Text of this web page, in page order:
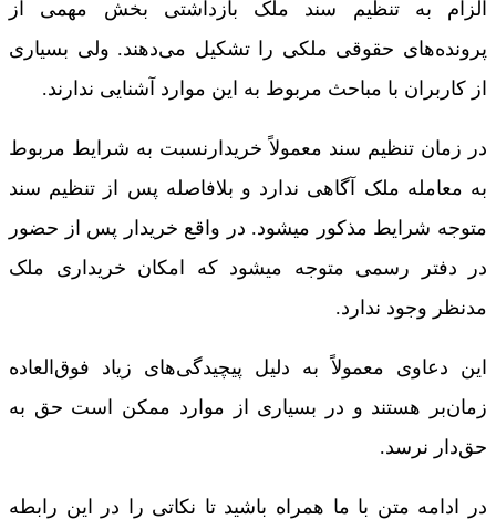
الزام به تنظیم سند ملک بازداشتی بخش مهمی از
پرونده‌های حقوقی ملکی را تشکیل می‌دهند. ولی بسیاری
از کاربران با مباحث مربوط به این موارد آشنایی ندارند.
در زمان تنظیم سند معمولاً خریدارنسبت به شرایط مربوط
به معامله ملک آگاهی ندارد و بلافاصله پس از تنظیم سند
متوجه شرایط مذکور میشود. در واقع خریدار پس از حضور
در دفتر رسمی متوجه می­شود که امکان خریداری ملک
مدنظر وجود ندارد.
این دعاوی معمولاً به دلیل پیچیدگی‌های زیاد فوق‌العاده
زمان‌بر هستند و در بسیاری از موارد ممکن است حق به
حق‌دار نرسد.
در ادامه متن با ما همراه باشید تا نکاتی را در این رابطه